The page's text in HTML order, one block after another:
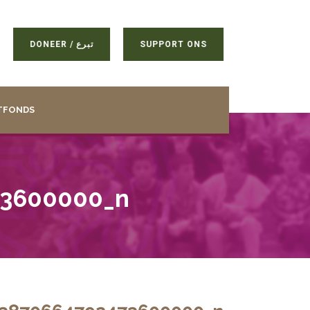
DONEER / تبرع SUPPORT ONS